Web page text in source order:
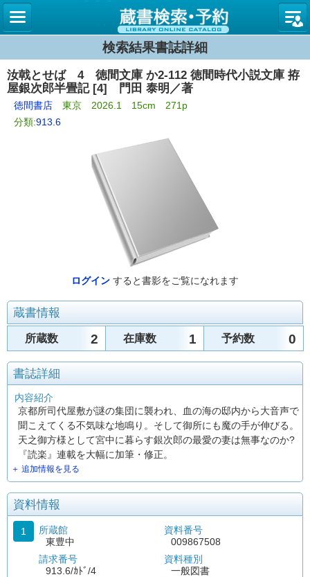
図書館
検索結果書誌詳細
汝戟とせば 4 徳間文庫 か2-112 徳間時代小説文庫 拵
屋銀次郎半畳記 [4] 門田 泰明／著
徳間書店 東京 2026.1 15cm 271p
分類:913.6
ログイン すると書影をご覧になれます
蔵書情報
所蔵数 2 在庫数 1 予約数 0
書誌詳細
内容紹介
京都所司代屋敷が謎の集団に襲われ、血の海の邸内から大音声で
聞こえてくる不気味な地鳴り。そして御所にも魔の手が伸びる。
天之御方様として宮中に暮らす銀次郎の最愛の妻は無事なのか?
『読楽』連載を大幅に加筆・修正。
＋ 追加情報を見る
資料情報
1
所蔵館
東豊中
請求番号
913.6/ｶﾄﾞ/4
資料番号
009867508
資料種別
一般図書